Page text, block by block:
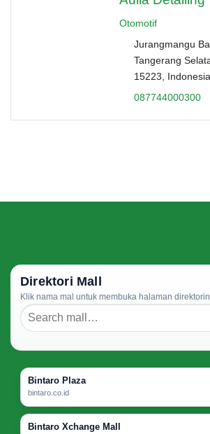
Otomotif
Jurangmangu
Tangerang
15223, Indonesia
087744000300
Direktori Mall
Klik nama mal untuk membuka halaman
Bintaro Plaza
bintaro.co.id
Bintaro Xchange Mall